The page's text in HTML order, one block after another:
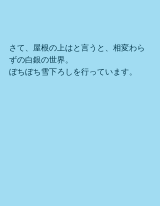
さて、屋根の上はと言うと、相変わら
ずの白銀の世界。
ぼちぼち雪下ろしを行っています。